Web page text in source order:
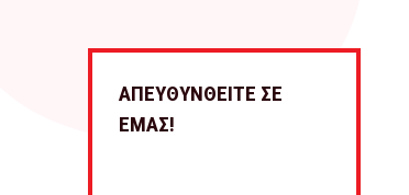
ΑΠΕΥΘΥΝΘΕΙΤΕ ΣΕ
ΕΜΑΣ!